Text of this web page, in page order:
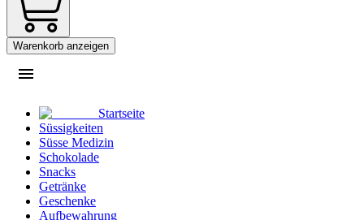
Warenkorb anzeigen
Startseite
Süssigkeiten
Süsse Medizin
Schokolade
Snacks
Getränke
Geschenke
Aufbewahrung